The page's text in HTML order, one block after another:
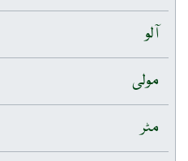
آلو
مولی
مٹر